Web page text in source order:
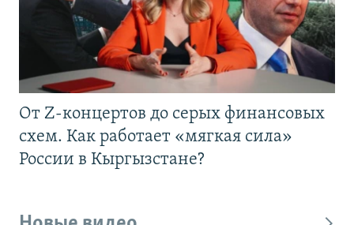
От Z-концертов до серых финансовых
схем. Как работает «мягкая сила»
России в Кыргызстане?